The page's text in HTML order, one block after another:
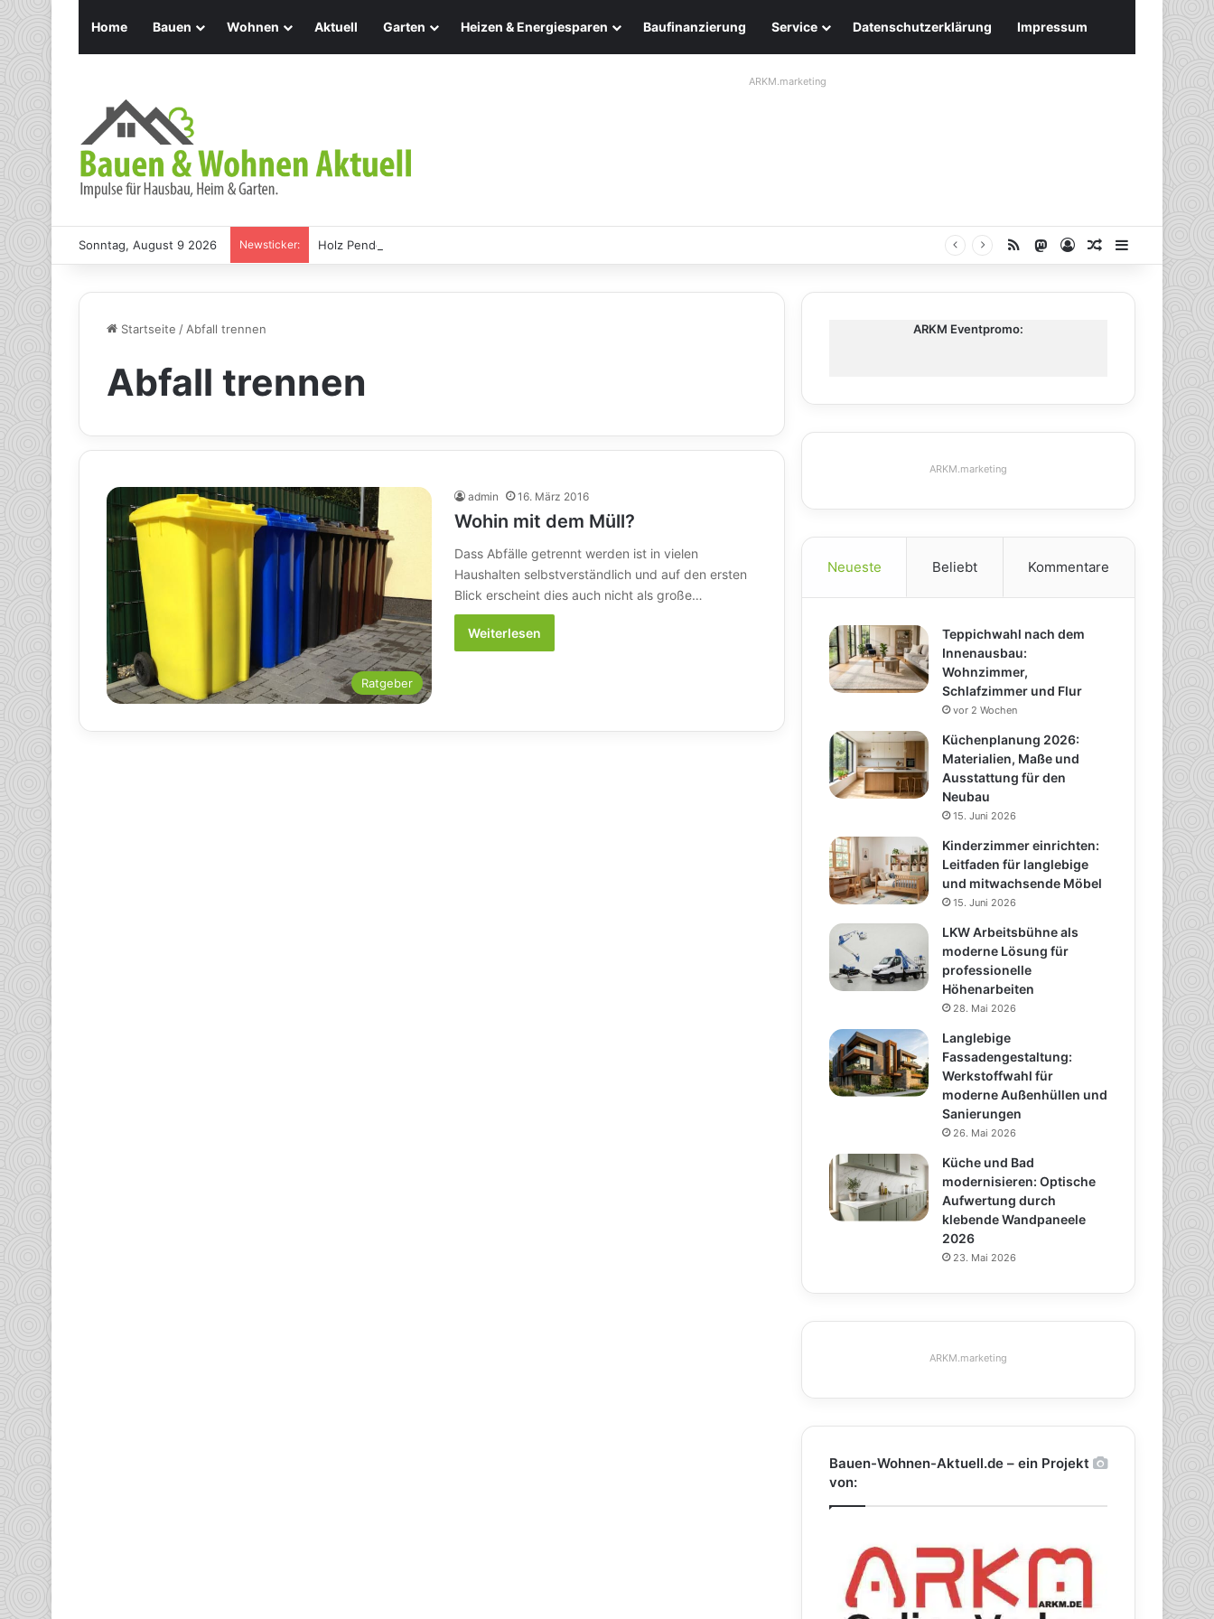
Home Bauen Wohnen Aktuell Garten Heizen & Energiesparen Baufinanzierung Service Datenschutzerklärung Impressum
ARKM.marketing
Sonntag, August 9 2026 Newsticker: Holz Pendelleuchten: Eleganz und Nachhaltigkeit für Ihr Zuhause RSS Mastodon
AnmeldenZufälliger
Startseite /Abfall trennen
Abfall trennen
Ratgeber
admin 16. März 2016
Wohin mit dem Müll?
Dass Abfälle getrennt werden ist in vielen
Haushalten selbstverständlich und auf den ersten
Blick erscheint dies auch nicht als große…
Weiterlesen
ARKM Eventpromo:
ARKM.marketing
Neueste Beliebt Kommentare
Teppichwahl nach dem
Innenausbau:
Wohnzimmer,
Schlafzimmer und Flur
vor 2 Wochen
Küchenplanung 2026:
Materialien, Maße und
Ausstattung für den
Neubau
15. Juni 2026
Kinderzimmer einrichten:
Leitfaden für langlebige
und mitwachsende Möbel
15. Juni 2026
LKW Arbeitsbühne als
moderne Lösung für
professionelle
Höhenarbeiten
28. Mai 2026
Langlebige
Fassadengestaltung:
Werkstoffwahl für
moderne Außenhüllen und
Sanierungen
26. Mai 2026
Küche und Bad
modernisieren: Optische
Aufwertung durch
klebende Wandpaneele
2026
23. Mai 2026
ARKM.marketing
Bauen-Wohnen-Aktuell.de – ein Projekt
von: